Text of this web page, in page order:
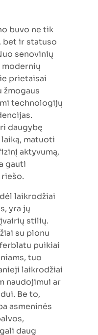
buvo ne tik
bet ir statuso
senovinių
prietaisai
žmogaus
technologijų
daugybę
matuoti
aktyvumą,
gauti
laikrodžiai
yra jų
stilių.
su plonu
puikiai
tuo
laikrodžiai
naudojimui ar
Be to,
asmeninės
daug